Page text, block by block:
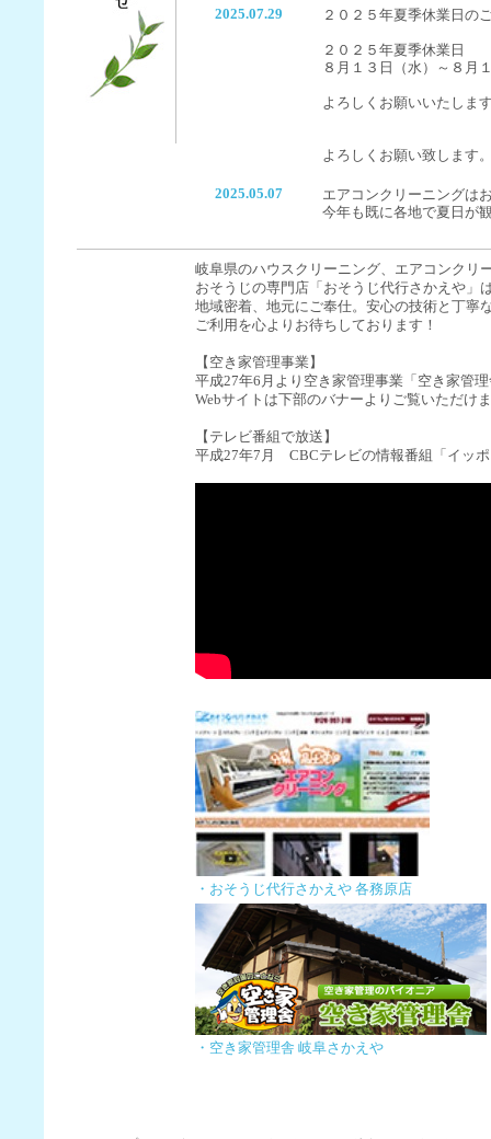
2025.07.29 ２０２５年夏季休業日の
２０２５年夏季休業日
８月１３日（水）～８月
よろしくお願いいたしま
よろしくお願い致します
2025.05.07
エアコンクリーニングは
今年も既に各地で夏日が
エアコンクリーニングを
すめです。
当店のエアコンクリーニ
12000円/台（税込み、お
どうぞお気軽にお問合せ
2025.01.06
本年もどうぞよろしくお
本日より通常営業です。
2024.12.02 年末年始休業のお知らせ
１２月２９日まで営業
各務原店が入っているビ
に閉鎖することと致しま
中濃店に吸収合併の形と
店の方で実施致します。
各務原店については長い
ざいました。
また、今後とも中濃店を
2024.06.05
６月に入って好天が続い
欲しいところですが・・
じっとり蒸し暑い季節が
エアコンクリーニングを
すめです。
当店のエアコンクリーニ
12000円/台（税込み、お
どうぞお気軽にお問合せ
岐阜県のハウスクリーニング、エアコンクリ
おそうじの専門店「おそうじ代行さかえや」
地域密着、地元にご奉仕。安心の技術と丁寧
ご利用を心よりお待ちしております！
【空き家管理事業】
平成27年6月より空き家管理事業「空き家管
Webサイトは下部のバナーよりご覧いただけ
【テレビ番組で放送】
平成27年7月 CBCテレビの情報番組「イッ
・おそうじ代行さかえや 各務原店
・空き家管理舎 岐阜さかえや